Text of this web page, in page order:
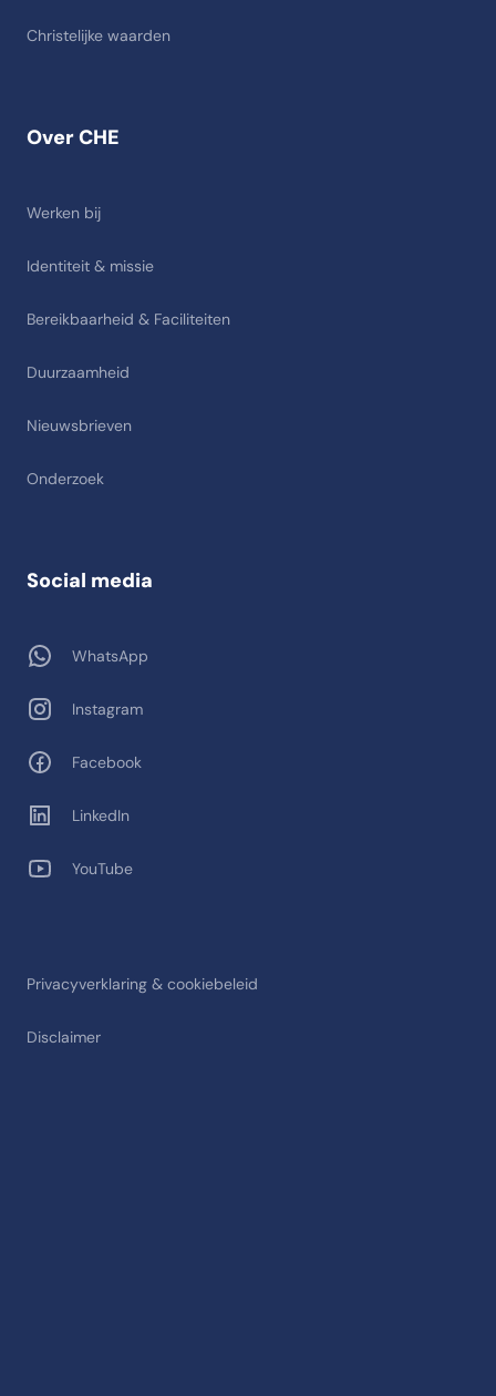
Over CHE
Werken bij
Identiteit & missie
Bereikbaarheid & Faciliteiten
Duurzaamheid
Nieuwsbrieven
Onderzoek
Christelijke waarden
Privacyverklaring & cookiebeleid
Disclaimer
Social media
WhatsApp
Instagram
Facebook
LinkedIn
YouTube